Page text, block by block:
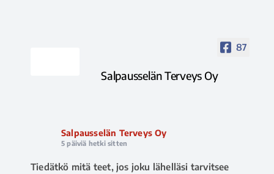
87
Salpausselän Terveys Oy
Salpausselän Terveys Oy
5 päiviä hetki sitten
Tiedätkö mitä teet, jos joku lähelläsi tarvitsee